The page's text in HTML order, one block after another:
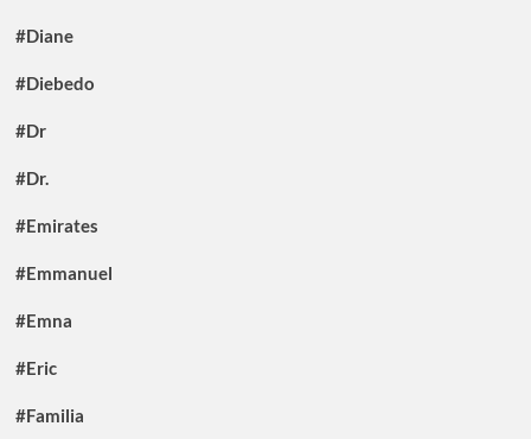
#Diane
#Diebedo
#Dr
#Dr.
#Emirates
#Emmanuel
#Emna
#Eric
#Familia